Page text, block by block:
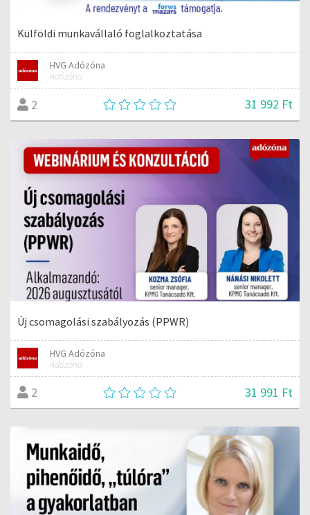
Külföldi munkavállaló foglalkoztatása
HVG Adózóna
Adózóna
2 31 992 Ft
Új csomagolási szabályozás (PPWR)
HVG Adózóna
Adózóna
2 31 991 Ft